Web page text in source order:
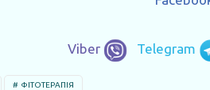
Viber Telegram
ФІТОТЕРАПІЯ